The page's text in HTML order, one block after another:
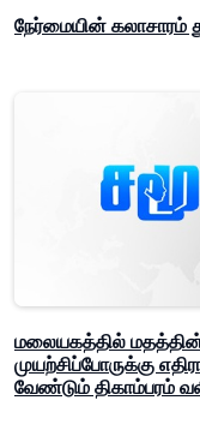
நேர்மையின்
மலையகத்தில்
முயற்சிப்போருக்கு
வேண்டும் திகாம்பரம்